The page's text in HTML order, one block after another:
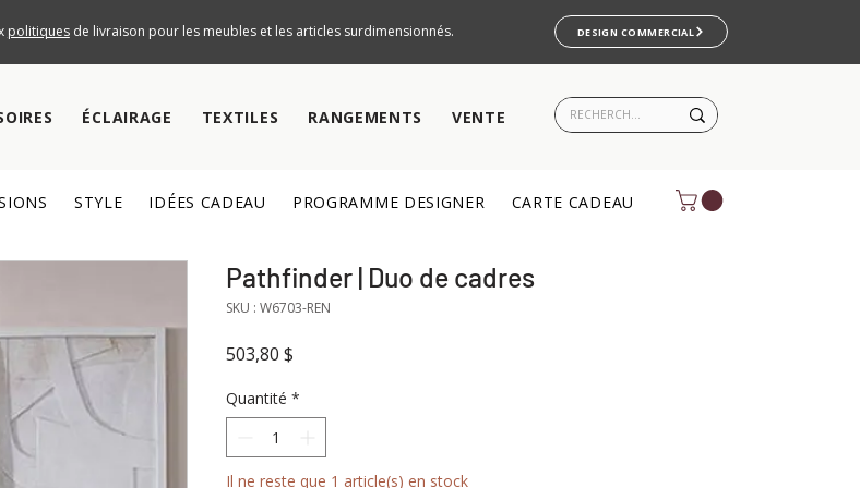
politiquesde livraison pour les meubles et les articles surdimensionnés. DESIGN COMMERCIAL
ÉCLAIRAGE TEXTILES RANGEMENTS VENTE
STYLE IDÉES CADEAU PROGRAMME DESIGNER CARTE CADEAU
Pathfinder | Duo de cadres
SKU : W6703-REN
503,80 $
Quantité *
Il ne reste que 1 article(s) en stock